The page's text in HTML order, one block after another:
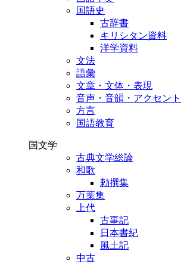
国語史
古辞書
キリシタン資料
洋学資料
文法
語彙
文章・文体・表現
音声・音韻・アクセント
方言
国語教育
国文学
古典文学総論
和歌
勅撰集
万葉集
上代
古事記
日本書紀
風土記
中古